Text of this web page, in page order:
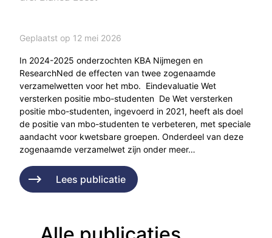
Geplaatst op 12 mei 2026
In 2024-2025 onderzochten KBA Nijmegen en
ResearchNed de effecten van twee zogenaamde
verzamelwetten voor het mbo. Eindevaluatie Wet
versterken positie mbo-studenten De Wet versterken
positie mbo-studenten, ingevoerd in 2021, heeft als doel
de positie van mbo-studenten te verbeteren, met speciale
aandacht voor kwetsbare groepen. Onderdeel van deze
zogenaamde verzamelwet zijn onder meer…
Lees publicatie